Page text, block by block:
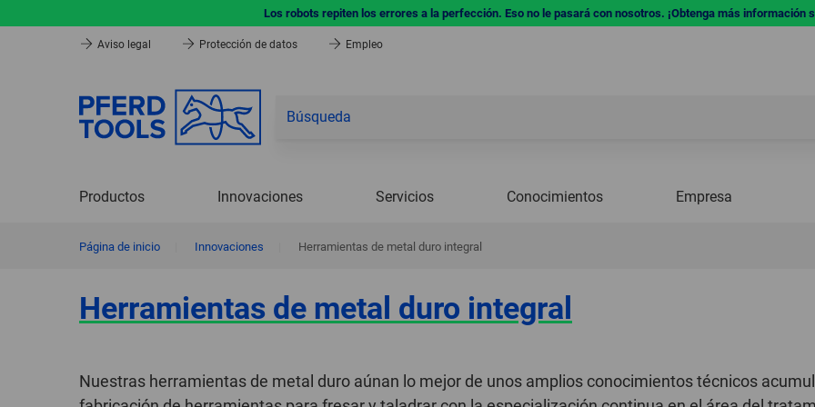
Los robots repiten los errores a la perfección. Eso no le pasará con nosotros. ¡Obtenga más información
Aviso legal Protección de datos Empleo
Productos Innovaciones Servicios Conocimientos Empresa
Página de inicio Innovaciones Herramientas de metal duro integral
Herramientas de metal duro integral
Nuestras herramientas de metal duro aúnan lo mejor de unos amplios conocimientos técnicos